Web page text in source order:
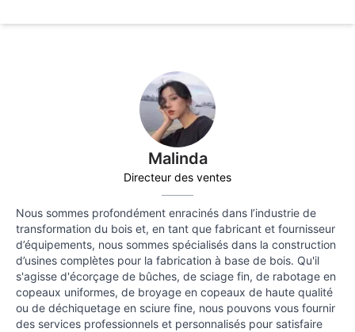
Malinda
Directeur des ventes
Nous sommes profondément enracinés dans l’industrie de
transformation du bois et, en tant que fabricant et fournisseur
d’équipements, nous sommes spécialisés dans la construction
d’usines complètes pour la fabrication à base de bois. Qu'il
s'agisse d'écorçage de bûches, de sciage fin, de rabotage en
copeaux uniformes, de broyage en copeaux de haute qualité
ou de déchiquetage en sciure fine, nous pouvons vous fournir
des services professionnels et personnalisés pour satisfaire